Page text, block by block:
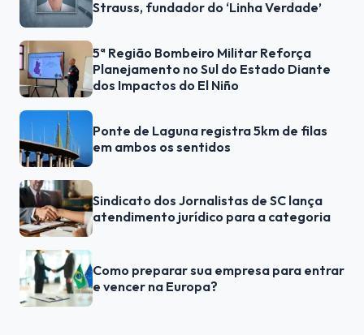
Strauss, fundador do ‘Linha Verdade’
5ª Região Bombeiro Militar Reforça
Planejamento no Sul do Estado Diante
dos Impactos do El Niño
Ponte de Laguna registra 5km de filas
em ambos os sentidos
Sindicato dos Jornalistas de SC lança
atendimento jurídico para a categoria
Como preparar sua empresa para entrar
e vencer na Europa?